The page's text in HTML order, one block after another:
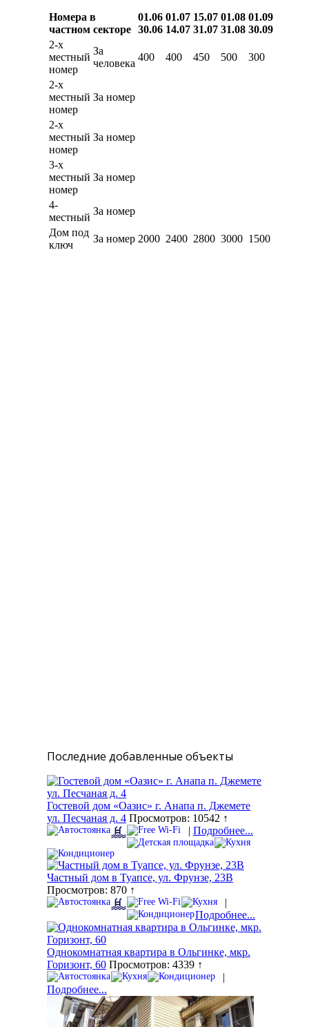
Номера в
частном секторе
01.06
30.06
01.07
14.07
15.07
31.07
01.08
31.08
01.09
30.09
2-х
местный
номер
За
человека
400 400 450 500 300
2-х
местный
номер
За номер
2-х
местный
номер
За номер
3-х
местный
номер
За номер
4-
местный
За номер
Дом под
ключ
За номер 2000 2400 2800 3000 1500
Последние добавленные объекты
Гостевой дом «Оазис» г. Анапа п. Джемете
ул. Песчаная д. 4 Просмотров: 10542 ↑
| Подробнее...
Частный дом в Туапсе, ул. Фрунзе, 23В
Просмотров: 870 ↑
|
Подробнее...
Однокомнатная квартира в Ольгинке, мкр.
Горизонт, 60 Просмотров: 4339 ↑
|
Подробнее...